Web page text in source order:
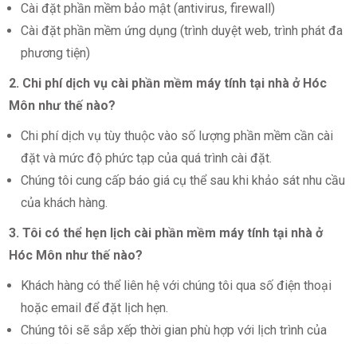
Cài đặt phần mềm bảo mật (antivirus, firewall)
Cài đặt phần mềm ứng dụng (trình duyệt web, trình phát đa
phương tiện)
2. Chi phí dịch vụ cài phần mềm máy tính tại nhà ở Hóc
Môn như thế nào?
Chi phí dịch vụ tùy thuộc vào số lượng phần mềm cần cài
đặt và mức độ phức tạp của quá trình cài đặt.
Chúng tôi cung cấp báo giá cụ thể sau khi khảo sát nhu cầu
của khách hàng.
3. Tôi có thể hẹn lịch cài phần mềm máy tính tại nhà ở
Hóc Môn như thế nào?
Khách hàng có thể liên hệ với chúng tôi qua số điện thoại
hoặc email để đặt lịch hẹn.
Chúng tôi sẽ sắp xếp thời gian phù hợp với lịch trình của